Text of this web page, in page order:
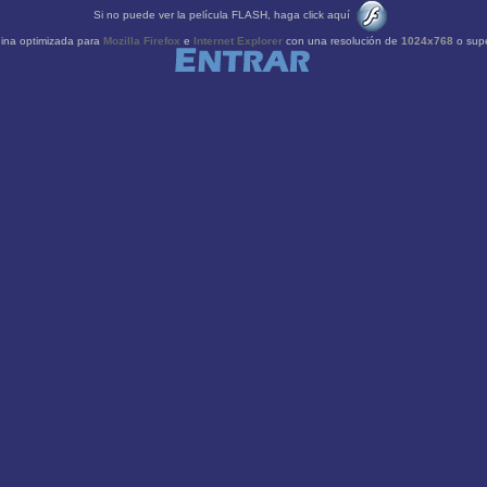
Si no puede ver la película FLASH, haga click aquí
optimizada para Mozilla Firefox e Internet Explorer con una resolución de 1024x768 o